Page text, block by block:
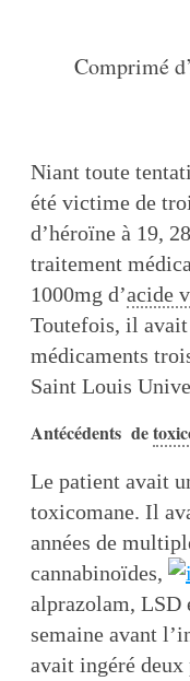
Comprimé
Niant toute
été victime de
d’héroïne à 19,
traitement
1000mg d’acide
Toutefois, il
médicaments
Saint Louis
Antécédents de
Le patient avait
toxicomane. Il
années de
cannabinoïdes,
alprazolam, LSD
semaine avant
avait ingéré deux